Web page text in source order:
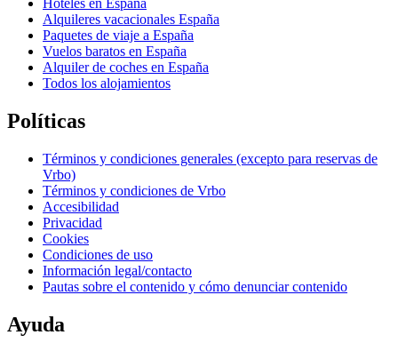
Hoteles en España
Alquileres vacacionales España
Paquetes de viaje a España
Vuelos baratos en España
Alquiler de coches en España
Todos los alojamientos
Políticas
Términos y condiciones generales (excepto para reservas de
Vrbo)
Términos y condiciones de Vrbo
Accesibilidad
Privacidad
Cookies
Condiciones de uso
Información legal/contacto
Pautas sobre el contenido y cómo denunciar contenido
Ayuda